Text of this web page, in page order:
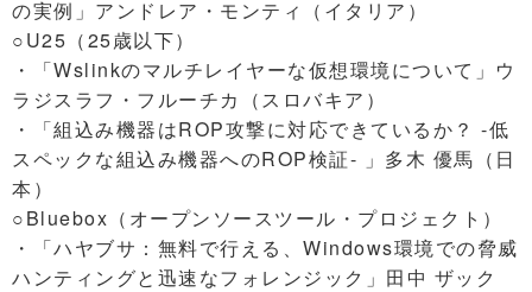
の実例」アンドレア・モンティ（イタリア）
○U25（25歳以下）
・「Wslinkのマルチレイヤーな仮想環境について」ウ
ラジスラフ・フルーチカ（スロバキア）
・「組込み機器はROP攻撃に対応できているか？ -低
スペックな組込み機器へのROP検証- 」多木 優馬（日
本）
○Bluebox（オープンソースツール・プロジェクト）
・「ハヤブサ：無料で行える、Windows環境での脅威
ハンティングと迅速なフォレンジック」田中 ザック